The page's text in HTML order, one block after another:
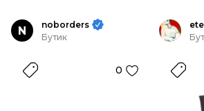
N
noborders
Бутик
0